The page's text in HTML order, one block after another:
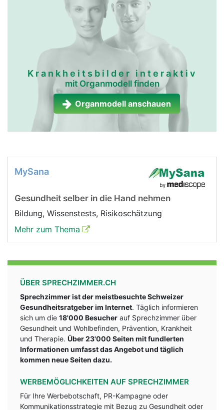
Krankheitsbilder interaktiv
mit Organmodell finden
Organmodell anschauen
MySana
Gesundheit selber in die Hand nehmen
Bildung, Wissenstests, Risikoschätzung
Mehr zum Thema
ÜBER SPRECHZIMMER.CH
Sprechzimmer ist der meistbesuchte Schweizer
Gesundheitsratgeber im Internet. Täglich informieren
sich um die 18'000 Besucher auf Sprechzimmer über
Gesundheit und Wohlbefinden, Prävention, Krankheit
und Therapie. Über 23'000 Seiten mit fundlerten
Informationen umfasst das Angebot und täglich
kommen neue Seiten dazu.
WERBEMÖGLICHKEITEN AUF SPRECHZIMMER
Für Ihre Werbebotschaft, PR-Kampagne oder
Kommunikationsstrategie mit Bezug zu Gesundheit oder